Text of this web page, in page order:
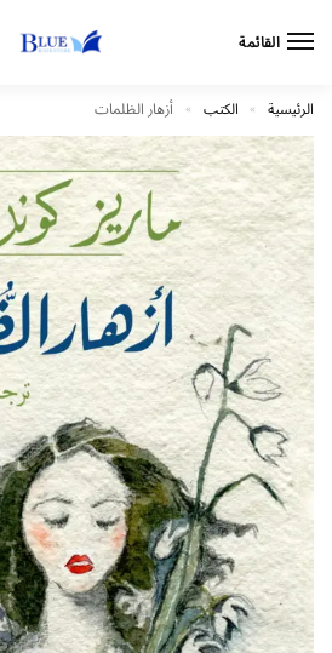
القائمة
الرئيسية » الكتب » أزهار الظلمات